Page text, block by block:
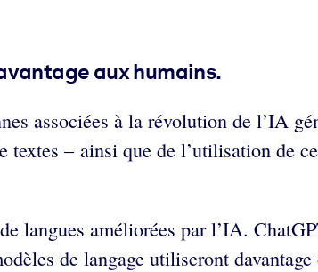
aux humains.
associées à la révolution de l’IA
– ainsi que de l’utilisation de
langues améliorées par l’IA.
de langage utiliseront